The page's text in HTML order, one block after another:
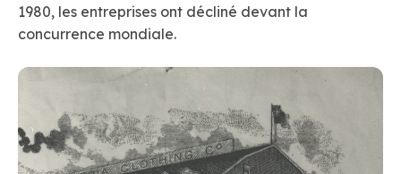
1980, les entreprises ont décliné devant la
concurrence mondiale.